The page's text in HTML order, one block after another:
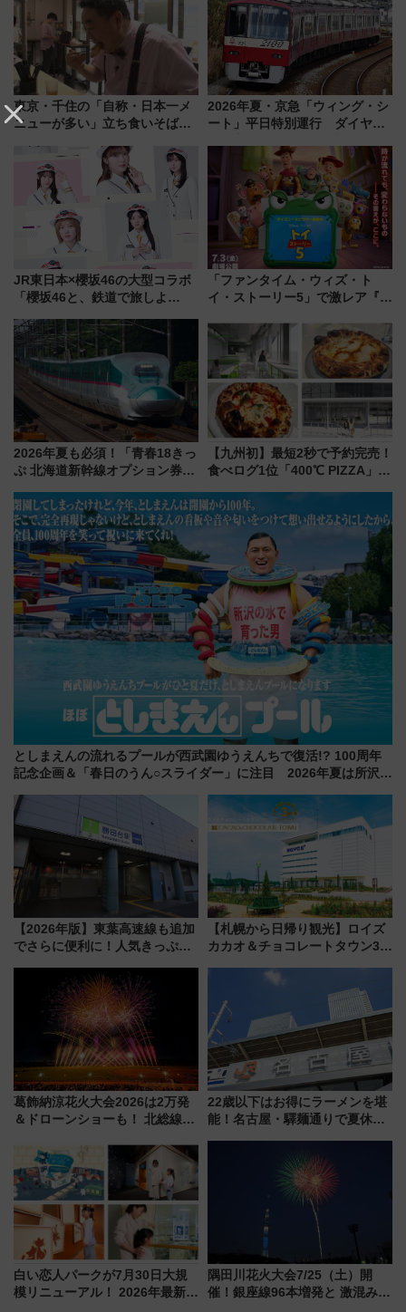
東京・千住の「自称・日本一メ
ニューが多い」立ち食いそば屋
地のふらっと立ち食いそば』
7/27夜10時～放送
2026年夏・京急「ウィング・シ
ート」平日特別運行 ダイヤ・
三浦海岸を堪能できるお出かけ
プランもご紹介
JR東日本×櫻坂46の大型コラボ
「櫻坂46と、鉄道で旅しよ
潟・長野・庄内へ
「ファンタイム・ウィズ・ト
イ・ストーリー5」で激レア『ロ
デコレーションも徹底解説
2026年夏も必須！「青春18きっ
ぷ 北海道新幹線オプション券」
の罠
【九州初】最短2秒で予約完売！
食べログ1位「400℃ PIZZA」が
プン。もつ鍋風など限定メニュ
ーも
としまえんの流れるプールが西武園ゆうえんちで復活!? 100周年
記念企画＆「春日のうん○スライダー」に注目 2026年夏は所沢へ
【2026年版】東葉高速線も追加
でさらに便利に！人気きっぷ
今年も発売 秋・早春に千葉県を
巡るなら使い勝手・コスパ抜群
【札幌から日帰り観光】ロイズ
カカオ＆チョコレートタウン3周
詰め放題を開催、ロイズタウン
駅からのアクセスも
葛飾納涼花火大会2026は2万発
＆ドローンショーも！ 北総線を
車、観覧スポット情報と周辺観
光まとめ（7/28開催）
22歳以下はお得にラーメンを堪
能！名古屋・驛麺通りで夏休み
白い恋人パークが7月30日大規
模リニューアル！ 2026年最新の
隅田川花火大会7/25（土）開
催！銀座線96本増発と 激混みの